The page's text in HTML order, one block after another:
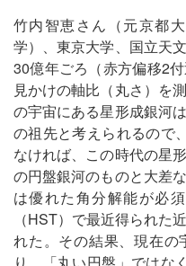
竹内智恵さん（元京都
学）、東京大学、国立天
30億年ごろ（赤方偏移2
見かけの軸比（丸さ）を
の宇宙にある星形成銀河
の祖先と考えられるので
なければ、この時代の星
の円盤銀河のものと大差
は優れた角分解能が必
（HST）で最近得られた
れた。その結果、現在の
り、「丸い円盤」ではな